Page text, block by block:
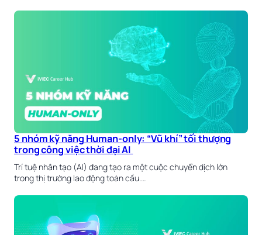
5 nhóm kỹ năng Human-only: “Vũ khí” tối thượng
trong công việc thời đại AI
Trí tuệ nhân tạo (AI) đang tạo ra một cuộc chuyển dịch lớn
trong thị trường lao động toàn cầu.…